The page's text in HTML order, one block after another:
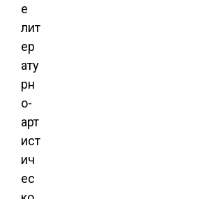
е
лит
ер
ату
рн
о-
арт
ист
ич
ес